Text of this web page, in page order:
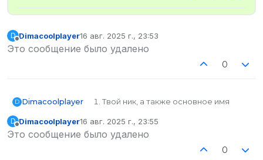
D
Не в сети
Dimacoolplayer16 авг. 2025 г., 23:53
отредактировано
Это сообщение было удалено
0
D Dimacoolplayer
Твой ник, а также основное имя
Твой SteamID (узнать его можно
здесь)-STEAM_0:0:647540811
Твои контакты для связи (Discord в
D
Не в сети
Dimacoolplayer16 авг. 2025 г., 23:55
отредактировано
Это сообщение было удалено
0